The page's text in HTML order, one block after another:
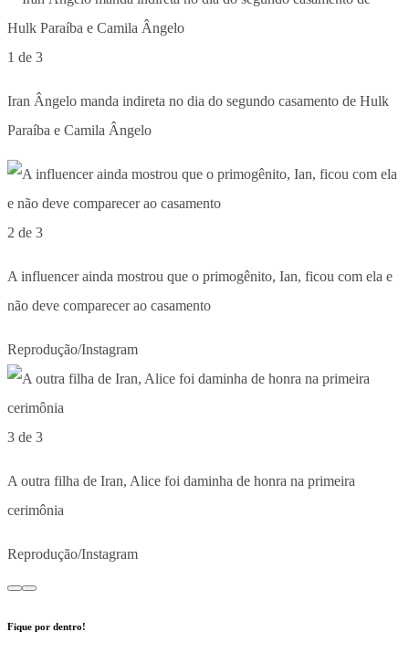
1 de 3
Iran Ângelo manda indireta no dia do segundo casamento de Hulk
Paraíba e Camila Ângelo
2 de 3
A influencer ainda mostrou que o primogênito, Ian, ficou com ela e
não deve comparecer ao casamento
Reprodução/Instagram
3 de 3
A outra filha de Iran, Alice foi daminha de honra na primeira
cerimônia
Reprodução/Instagram
Fique por dentro!